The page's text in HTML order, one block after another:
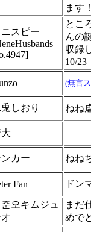
ます
ニスピー
とこ
んの
収録
10/
(無言
兎しおり ねね
ンカー ねね
Fan ドン
오キムジュ
まだ
めで